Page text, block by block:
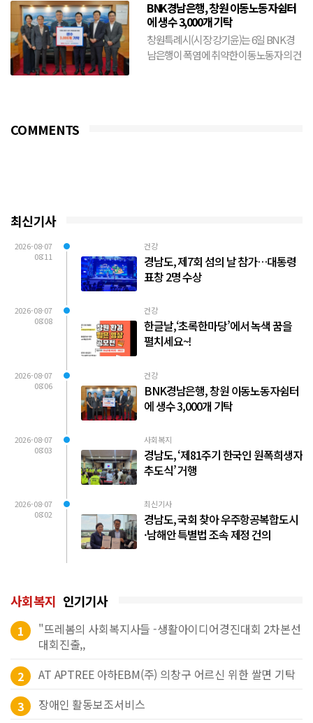
BNK경남은행, 창원 이동노동자쉼터
에 생수 3,000개 기탁
창원특례시(시장 강기윤)는 6일 BNK경
남은행이 폭염에 취약한 이동노동자의 건
COMMENTS
최신기사
2026-08-07
08:11
건강
경남도, 제7회 섬의 날 참가…대통령
표창 2명 수상
2026-08-07
08:08
건강
한글날,‘초록한마당’에서 녹색 꿈을
펼치세요~!
2026-08-07
08:06
건강
BNK경남은행, 창원 이동노동자쉼터
에 생수 3,000개 기탁
2026-08-07
08:03
사회복지
경남도, ‘제81주기 한국인 원폭희생자
추도식’ 거행
2026-08-07
08:02
최신기사
경남도, 국회 찾아 우주항공복합도시
·남해안 특별법 조속 제정 건의
사회복지 인기기사
1
"뜨레봄의 사회복지사들 -생활아이디어경진대회 2차본선
대회진출,,
2
AT APTREE 아하EBM(주) 의창구 어르신 위한 쌀면 기탁
3
장애인 활동보조서비스